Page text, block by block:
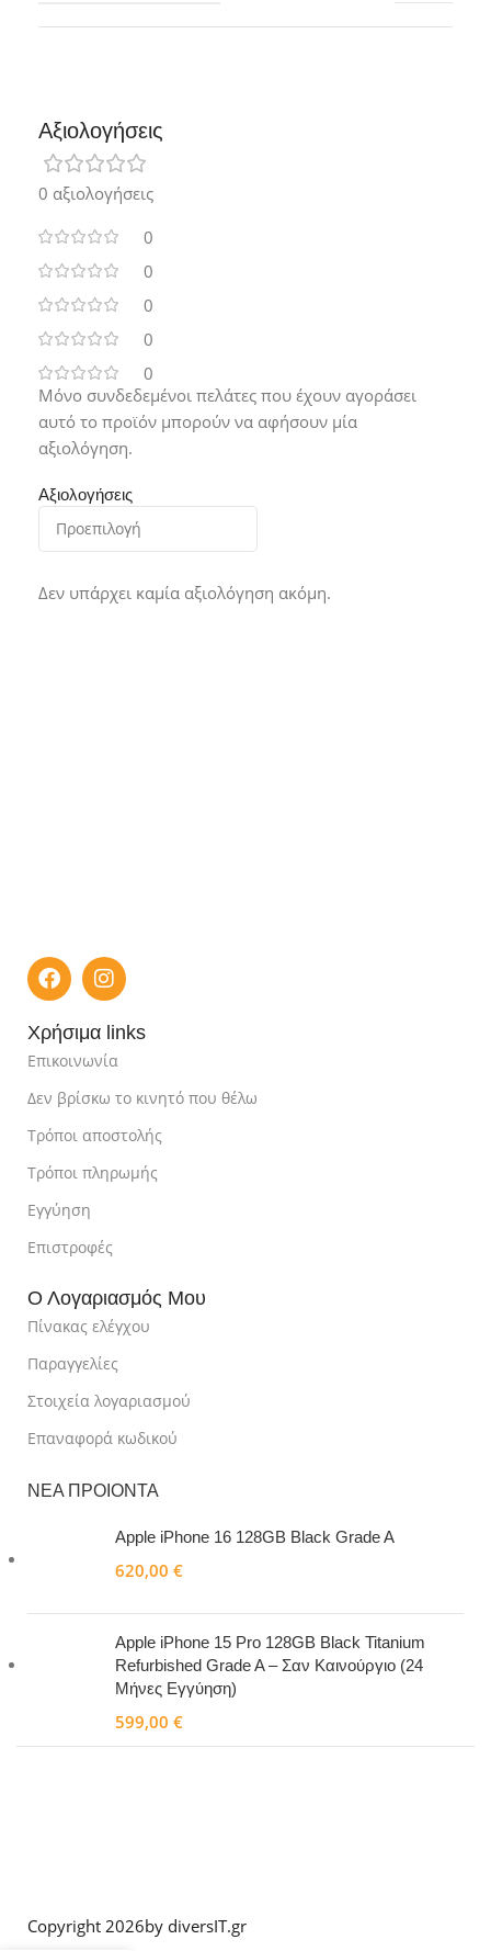
Αξιολογήσεις
0 αξιολογήσεις
0
0
0
0
0
Αξιολογήσεις
Δεν υπάρχει καμία αξιολόγηση ακόμη.
Μόνο συνδεδεμένοι πελάτες που έχουν αγοράσει
αυτό το προϊόν μπορούν να αφήσουν μία
αξιολόγηση.
Χρήσιμα links
Επικοινωνία
Δεν βρίσκω το κινητό που θέλω
Τρόποι αποστολής
Τρόποι πληρωμής
Εγγύηση
Επιστροφές
Ο Λογαριασμός Μου
Πίνακας ελέγχου
Παραγγελίες
Στοιχεία λογαριασμού
Επαναφορά κωδικού
ΝΕΑ ΠΡΟΙΟΝΤΑ
Apple iPhone 16 128GB Black Grade A
620,00 €
Apple iPhone 15 Pro 128GB Black Titanium
Refurbished Grade A – Σαν Καινούργιο (24
Μήνες Εγγύηση)
599,00 €
Copyright 2026by diversIT.gr